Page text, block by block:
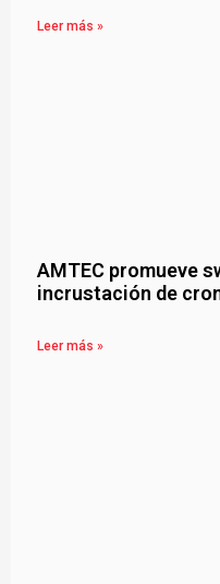
Leer más »
AMTEC promueve
incrustación de
Leer más »